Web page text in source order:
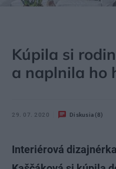
Kúpila si
a naplnila ho
29. 07. 2020 Diskusia (8)
Interiérová